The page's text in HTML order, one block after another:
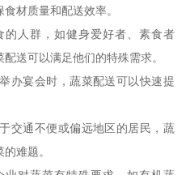
材质量和配送效率。
人群，如健身爱好者、素食者
送可以满足他们的特殊需求。
办宴会时，蔬菜配送可以快速提
交通不便或偏远地区的居民，蔬
难题。